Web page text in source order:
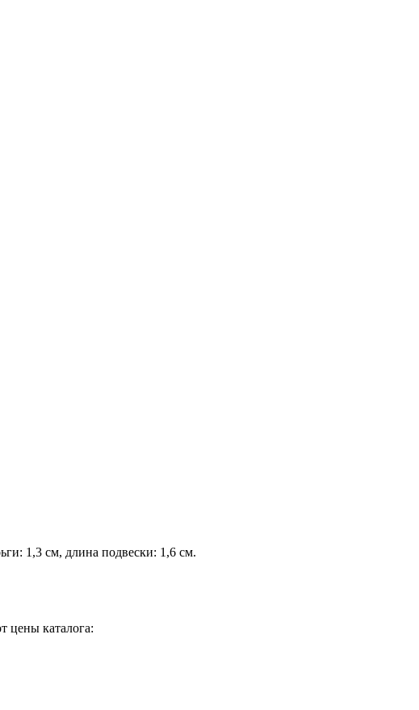
1,3 см, длина подвески: 1,6 см.
цены каталога: